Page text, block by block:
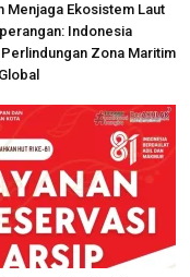
Menjaga Ekosistem Laut
Indonesia
Zona Maritim